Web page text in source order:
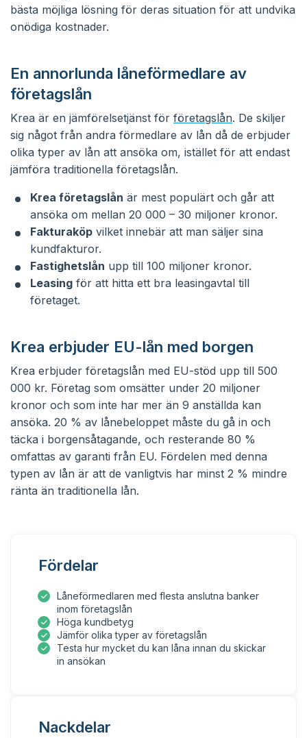
bästa möjliga lösning för deras situation för att undvika
onödiga kostnader.
En annorlunda låneförmedlare av
företagslån
Krea är en jämförelsetjänst för företagslån. De skiljer
sig något från andra förmedlare av lån då de erbjuder
olika typer av lån att ansöka om, istället för att endast
jämföra traditionella företagslån.
Krea företagslån är mest populärt och går att
ansöka om mellan 20 000 – 30 miljoner kronor.
Fakturaköp vilket innebär att man säljer sina
kundfakturor.
Fastighetslån upp till 100 miljoner kronor.
Leasing för att hitta ett bra leasingavtal till
företaget.
Krea erbjuder EU-lån med borgen
Krea erbjuder företagslån med EU-stöd upp till 500
000 kr. Företag som omsätter under 20 miljoner
kronor och som inte har mer än 9 anställda kan
ansöka. 20 % av lånebeloppet måste du gå in och
täcka i borgensåtagande, och resterande 80 %
omfattas av garanti från EU. Fördelen med denna
typen av lån är att de vanligtvis har minst 2 % mindre
ränta än traditionella lån.
Fördelar
Låneförmedlaren med flesta anslutna banker
inom företagslån
Höga kundbetyg
Jämför olika typer av företagslån
Testa hur mycket du kan låna innan du skickar
in ansökan
Nackdelar